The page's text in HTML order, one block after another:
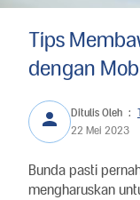
Tips
dengan
Ditulis Oleh :
22 Mei 2023
Bunda pasti
mengharuskan